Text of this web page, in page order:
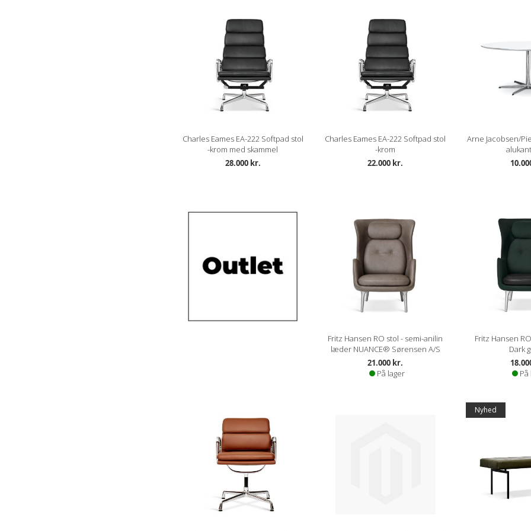
Charles Eames EA-222 Softpad stol
-krom med skammel
28.000 kr.
Charles Eames EA-222 Softpad stol
-krom
22.000 kr.
Arne Jacobsen/
Fritz Hansen RO stol - semi-anilin
læder NUANCE® Sørensen A/S
21.000 kr.
På lager
Fritz Hansen
Dark
På
Tilbud
Nyhed